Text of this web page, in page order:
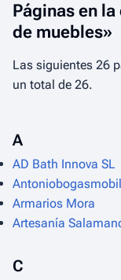
Páginas en
de muebles»
Las siguientes 26
un total de 26.
A
AD Bath Innova SL
Armarios Mora
Artesanía
C